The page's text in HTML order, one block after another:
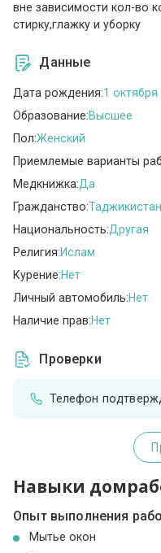
вне зависимости кол-во
стирку,глажку и уборку
Данные
Дата рождения:1 октября
Образование:Высшее
Пол:Женский
Приемлемые варианты
Медкнижка:Да
Гражданство:Таджикистан
Национальность:Другая
Религия:Ислам
Курение:Нет
Личный автомобиль:Нет
Наличие прав:Нет
Проверки
Телефон
Навыки
Опыт выполнения
Мытье окон